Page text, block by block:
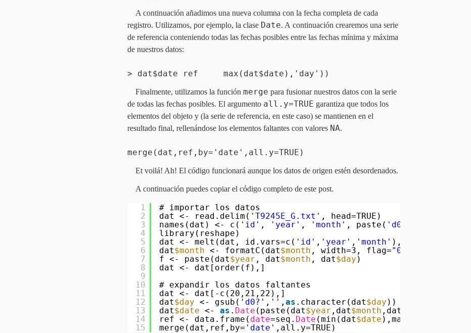
A continuación añadimos una nueva columna con la fecha completa de cada
registro. Utilizamos, por ejemplo, la clase Date. A continuación crearemos una serie
de referencia conteniendo todas las fechas posibles entre las fechas mínima y máxima
de nuestros datos:
> dat$date ref max(dat$date),'day'))
Finalmente, utilizamos la función merge para fusionar nuestros datos con la serie
de todas las fechas posibles. El argumento all.y=TRUE garantiza que todos los
elementos del objeto y (la serie de referencia, en este caso) se mantienen en el
resultado final, rellenándose los elementos faltantes con valores NA.
merge(dat,ref,by='date',all.y=TRUE)
Et voilá! Ah! El código funcionará aunque los datos de origen estén desordenados.
A continuación puedes copiar el código completo de este post.
1
2
3
4
5
6
7
8
9
10
11
12
13
14
15
# importar los datos
dat <- read.delim( 'T9245E_G.txt' , head=TRUE)
names(dat) <- c( 'id' , 'year' , 'month' , paste( 'd0'
library(reshape)
dat <- melt(dat, id.vars=c( 'id' , 'year' , 'month' ),
dat$month <- formatC(dat$month , width=3, flag="0"
f <- paste(dat$year , dat$month , dat$day )
dat <- dat[order(f),]
# expandir los datos faltantes
dat <- dat[-c(20,21,22),]
dat$day <- gsub( 'd0?' , '' , as .character(dat$day ))
dat$date <- as . Date (paste(dat$year ,dat$month ,dat
ref <- data.frame( date=seq. Date (min(dat$date ),max(dat
merge(dat,ref,by= 'date' ,all.y=TRUE)